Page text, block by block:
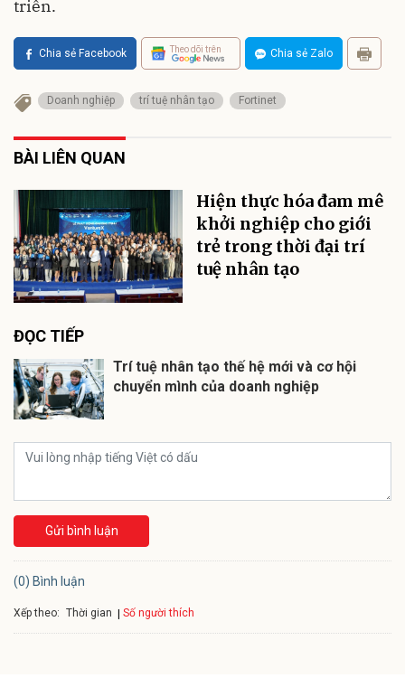
triển.
Chia sẻ Facebook Theo dõi trên Chia sẻ Zalo
Doanh nghiệp trí tuệ nhân tạo Fortinet
BÀI LIÊN QUAN
Hiện thực hóa đam mê
khởi nghiệp cho giới
trẻ trong thời đại trí
tuệ nhân tạo
ĐỌC TIẾP
Trí tuệ nhân tạo thế hệ mới và cơ hội
chuyển mình của doanh nghiệp
Gửi bình luận
(0) Bình luận
Xếp theo: Thời gian Số người thích